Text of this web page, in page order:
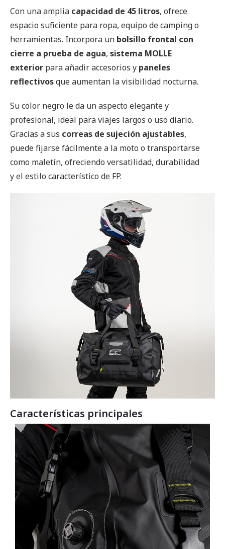
Con una amplia capacidad de 45 litros, ofrece
espacio suficiente para ropa, equipo de camping o
herramientas. Incorpora un bolsillo frontal con
cierre a prueba de agua, sistema MOLLE
exterior para añadir accesorios y paneles
reflectivosque aumentan la visibilidad nocturna.
Su color negro le da un aspecto elegante y
profesional, ideal para viajes largos o uso diario.
Gracias a sus correas de sujeción ajustables,
puede fijarse fácilmente a la moto o transportarse
como maletín, ofreciendo versatilidad, durabilidad
y el estilo característico de FP.
Características principales